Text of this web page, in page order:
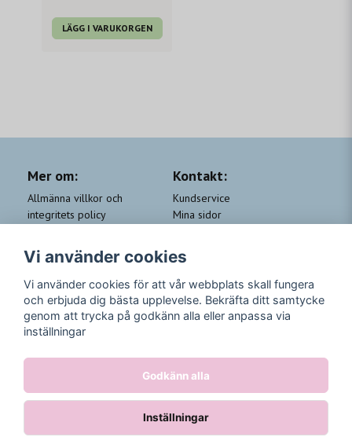
LÄGG I VARUKORGEN
Mer om:
Allmänna villkor och
integritets policy
QA
Kundklubb Beauty for you
Kontakt:
Kundservice
Mina sidor
Returer
Trygga Betalningar
Följ oss
Instagram
Vi använder cookies
Vi använder cookies för att vår webbplats skall fungera
och erbjuda dig bästa upplevelse. Bekräfta ditt samtycke
genom att trycka på godkänn alla eller anpassa via
inställningar
Godkänn alla
Inställningar